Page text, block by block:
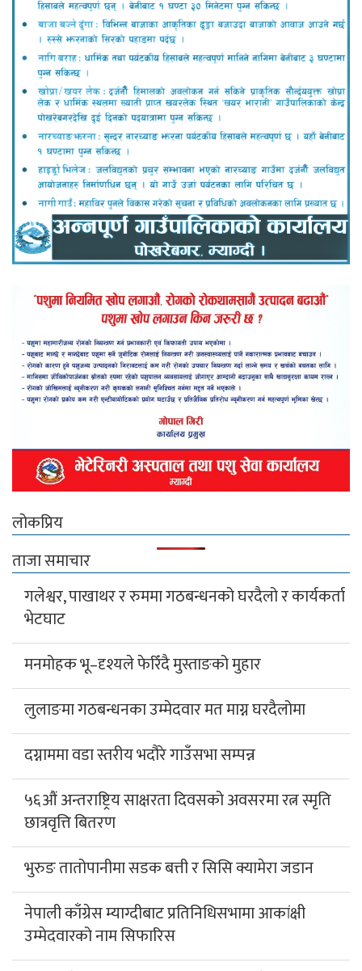
लोकप्रिय
ताजा समाचार
गलेश्वर, पाखाथर र रुममा गठबन्धनको घरदैलो र कार्यकर्ता
भेटघाट
मनमोहक भू–दृश्यले फेरिँदै मुस्ताङको मुहार
लुलाङमा गठबन्धनका उम्मेदवार मत माग्न घरदैलोमा
दग्नाममा वडा स्तरीय भदौरे गाउँसभा सम्पन्न
५६औं अन्तराष्ट्रिय साक्षरता दिवसको अवसरमा रत्न स्मृति
छात्रवृत्ति बितरण
भुरुङ तातोपानीमा सडक बत्ती र सिसि क्यामेरा जडान
नेपाली काँग्रेस म्याग्दीबाट प्रतिनिधिसभामा आकांक्षी
उम्मेदवारको नाम सिफारिस